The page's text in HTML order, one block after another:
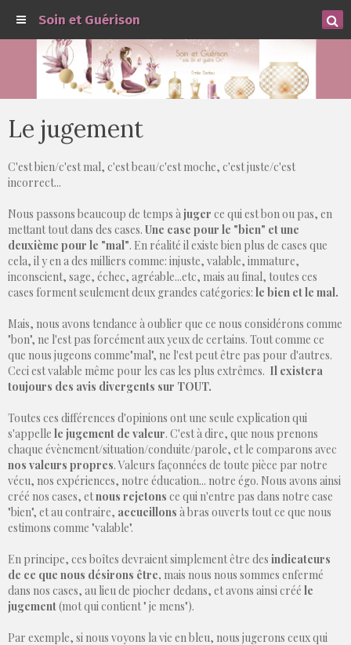
Soin et Guérison
Le jugement
C'est bien/c'est mal, c'est beau/c'est moche, c'est juste/c'est
incorrect...
Nous passons beaucoup de temps à juger ce qui est bon ou pas, en
mettant tout dans des cases. Une case pour le "bien" et une
deuxième pour le "mal". En réalité il existe bien plus de cases que
cela, il y en a des milliers comme: injuste, valable, immature,
inconscient, sage, échec, agréable...etc, mais au final, toutes ces
cases forment seulement deux grandes catégories: le bien et le mal.
Mais, nous avons tendance à oublier que ce nous considérons comme
"bon", ne l'est pas forcément aux yeux de certains. Tout comme ce
que nous jugeons comme"mal", ne l'est peut être pas pour d'autres.
Ceci est valable même pour les cas les plus extrêmes. Il existera
toujours des avis divergents sur TOUT.
Toutes ces différences d'opinions ont une seule explication qui
s'appelle le jugement de valeur. C'est à dire, que nous prenons
chaque évènement/situation/conduite/parole, et le comparons avec
nos valeurs propres. Valeurs façonnées de toute pièce par notre
vécu, nos expériences, notre éducation... notre égo. Nous avons ainsi
créé nos cases, etnous rejetons ce qui n'entre pas dans notre case
"bien", et au contraire, accueillons à bras ouverts tout ce que nous
estimons comme "valable".
En principe, ces boîtes devraient simplement être des indicateurs
de ce que nous désirons être, mais nous nous sommes enfermé
dans nos cases, au lieu de piocher dedans, et avons ainsi créé le
jugement(mot qui contient " je mens").
Par exemple, si nous voyons la vie en bleu, nous jugerons ceux qui